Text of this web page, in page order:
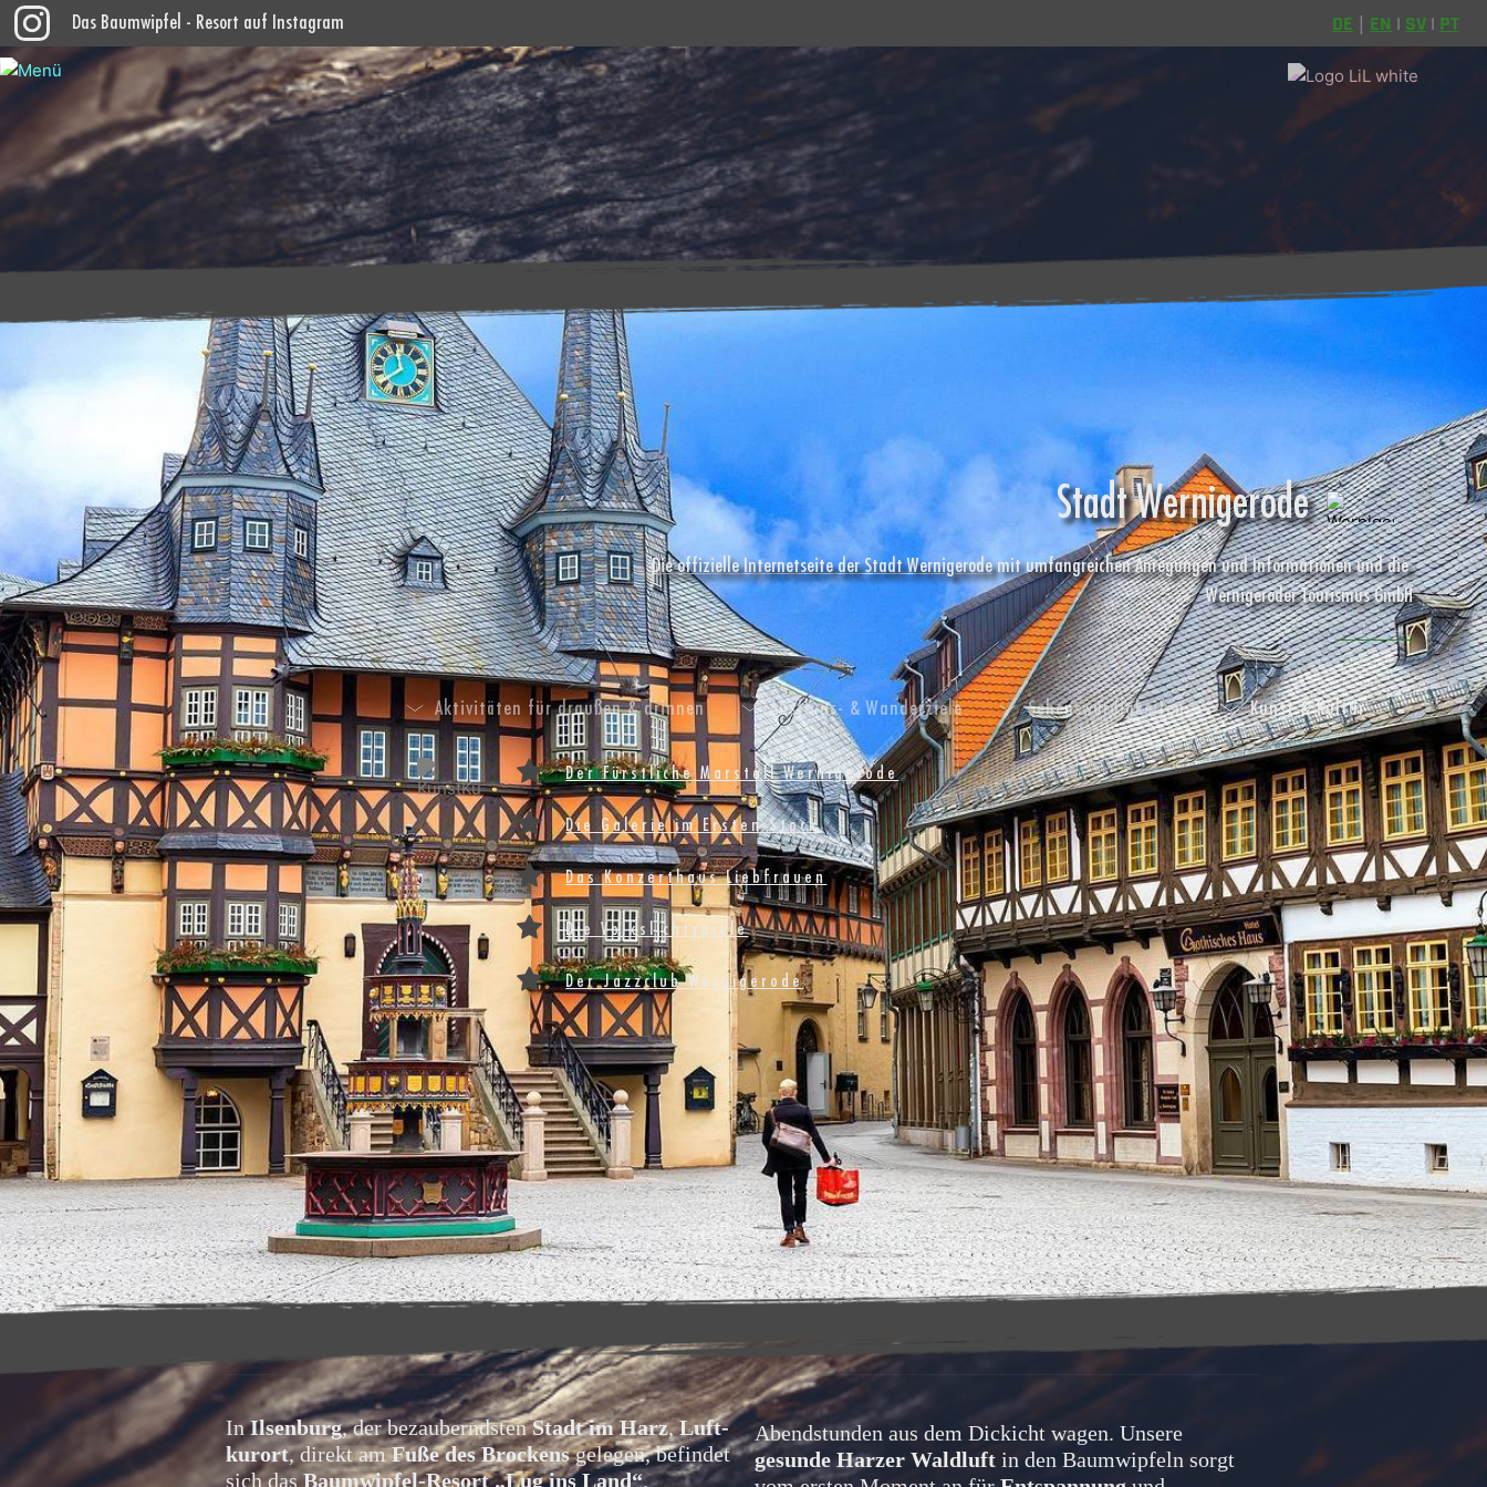
Das Baumwipfel - Resort auf Instagram DE | EN | SV | PT
Stadt Wernigerode
Die offizielle Internetseite der Stadt Wernigerode
mit umfangreichen Anregungen und Informationen und die
Wernigeröder Tourismus GmbH
Aktivitäten für draußen & drinnen Ausflugs- & Wanderziele Sehenswürdigkeiten Kunst & Kultur
Der Fürstliche Marstall Wernigerode
Die Galerie im Ersten Stock
Das Konzerthaus Liebfrauen
Die Volkslichtspiele
Der Jazzclub Wernigerode
In Ilsenburg, der bezauberndsten Stadt im Harz, Luft-
kurort, direkt am Fuße des Brockens gelegen, befindet
sich das Baumwipfel-Resort „Lug ins Land“.
gesunde Harzer Waldluft in den Baumwipfeln sorgt